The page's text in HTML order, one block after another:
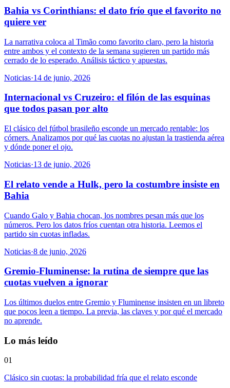
Bahia vs Corinthians: el dato frío que el favorito no
quiere ver
La narrativa coloca al Timão como favorito claro, pero la historia
entre ambos y el contexto de la semana sugieren un partido más
cerrado de lo esperado. Análisis táctico y apuestas.
Noticias·14 de junio, 2026
Internacional vs Cruzeiro: el filón de las esquinas
que todos pasan por alto
El clásico del fútbol brasileño esconde un mercado rentable: los
córners. Analizamos por qué las cuotas no ajustan la trastienda aérea
y dónde poner el ojo.
Noticias·13 de junio, 2026
El relato vende a Hulk, pero la costumbre insiste en
Bahia
Cuando Galo y Bahia chocan, los nombres pesan más que los
números. Pero los datos fríos cuentan otra historia. Leemos el
partido sin cuotas infladas.
Noticias·8 de junio, 2026
Gremio-Fluminense: la rutina de siempre que las
cuotas vuelven a ignorar
Los últimos duelos entre Gremio y Fluminense insisten en un libreto
que pocos leen a tiempo. La previa, las claves y por qué el mercado
no aprende.
Lo más leído
01
Clásico sin cuotas: la probabilidad fría que el relato esconde